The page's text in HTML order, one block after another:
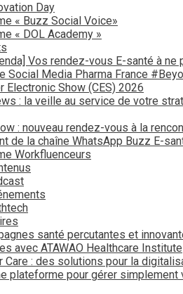
Day
« Buzz Social Voice»
« DOL Academy »
Vos rendez-vous E-santé à ne
Social Media Pharma France
Electronic Show (CES) 2026
: la veille au service de votre
: nouveau rendez-vous à la
de la chaîne WhatsApp Buzz E-
Workfluenceurs
santé percutantes et
avec ATAWAO Healthcare Institute
Care : des solutions pour la
plateforme pour gérer simplement